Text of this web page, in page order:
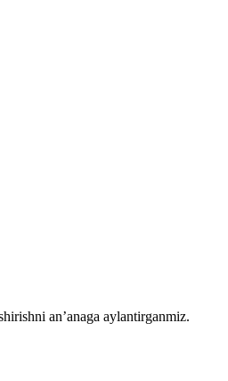
an’anaga aylantirganmiz.